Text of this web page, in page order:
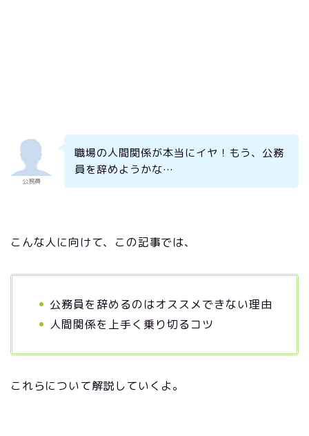
公務員
職場の人間関係が本当にイヤ！もう、公務
員を辞めようかな…
こんな人に向けて、この記事では、
公務員を辞めるのはオススメできない理由
人間関係を上手く乗り切るコツ
これらについて解説していくよ。